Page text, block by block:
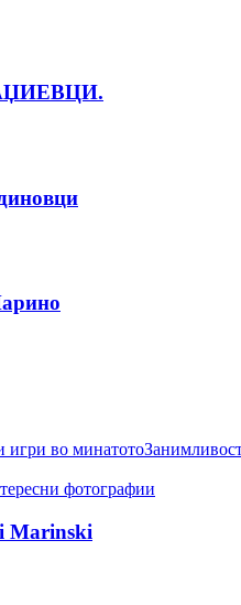
АЏИЕВЦИ.
игри во минатото
фотографии
Marinski